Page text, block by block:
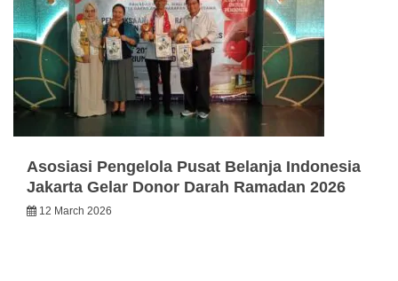
Asosiasi Pengelola Pusat Belanja Indonesia
Jakarta Gelar Donor Darah Ramadan 2026
12 March 2026